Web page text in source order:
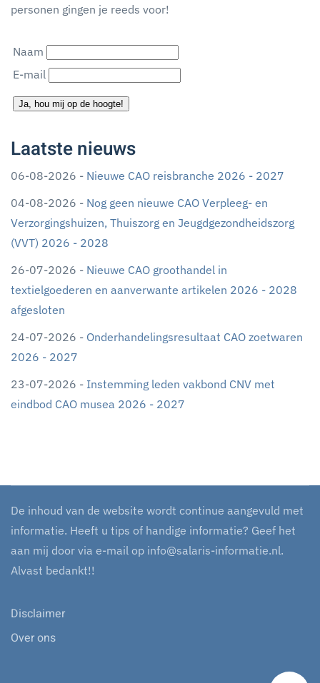
personen gingen je reeds voor!
Naam
E-mail
Ja, hou mij op de hoogte!
Laatste nieuws
06-08-2026 - Nieuwe CAO reisbranche 2026 - 2027
04-08-2026 - Nog geen nieuwe CAO Verpleeg- en
Verzorgingshuizen, Thuiszorg en Jeugdgezondheidszorg
(VVT) 2026 - 2028
26-07-2026 - Nieuwe CAO groothandel in
textielgoederen en aanverwante artikelen 2026 - 2028
afgesloten
24-07-2026 - Onderhandelingsresultaat CAO zoetwaren
2026 - 2027
23-07-2026 - Instemming leden vakbond CNV met
eindbod CAO musea 2026 - 2027
De inhoud van de website wordt continue aangevuld met
informatie. Heeft u tips of handige informatie? Geef het
aan mij door via e-mail op info@salaris-informatie.nl.
Alvast bedankt!!
Disclaimer
Over ons